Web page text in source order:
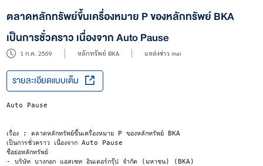
ตลาดหลักทรัพย์ขึ้นเครื่องหมาย P ของหลักทรัพย์ BKA
เป็นการชั่วคราว เนื่องจาก Auto Pause
1 ก.ค. 2569 หลักทรัพย์ BKA แหล่งข่าว mai
รายละเอียดแบบเต็ม
Auto Pause
เรื่อง : ตลาดหลักทรัพย์ขึ้นเครื่องหมาย P ของหลักทรัพย์ BKA
เป็นการชั่วคราว เนื่องจาก Auto Pause
ชื่อย่อหลักทรัพย์
- บริษัท บางกอก แอสเซท อินเตอร์กรุ๊ป จำกัด (มหาชน) (BKA)